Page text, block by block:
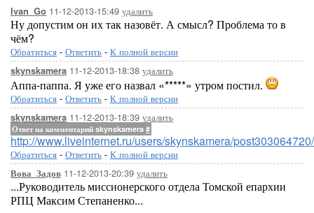
Ivan_Go 11-12-2013-15:49 удалить
Ну допустим он их так назовёт. А смысл? Проблема то в
чём?
Обратиться - Ответить - К полной версии
skynskamera 11-12-2013-18:38 удалить
Аппа-паппа. Я уже его назвал «*****» утром постил.
Обратиться - Ответить - К полной версии
skynskamera 11-12-2013-18:39 удалить
Ответ на комментарий skynskamera #
http://www.liveinternet.ru/users/skynskamera/post303064720/
Обратиться - Ответить - К полной версии
Вова_Задов 11-12-2013-20:39 удалить
...Руководитель миссионерского отдела Томской епархии
РПЦ Максим Степаненко...